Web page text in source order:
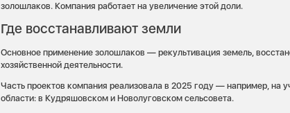
золошлаков. Компания работает на увеличение этой доли.
Где восстанавливают земли
Основное применение золошлаков — рекультивация земель,
хозяйственной деятельности.
Часть проектов компания реализовала в 2025 году — например, на
области: в Кудряшовском и Новолуговском сельсовета.